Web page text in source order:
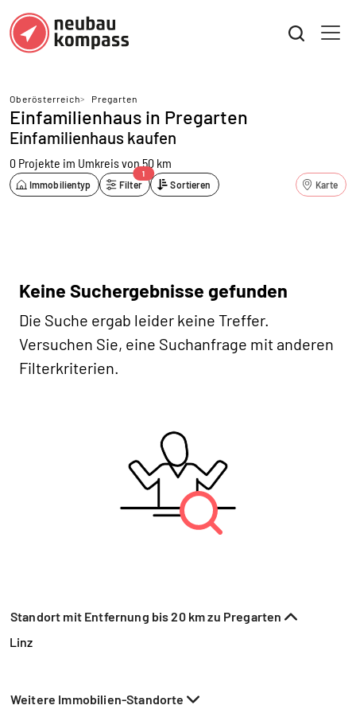
Oberösterreich> Pregarten
Einfamilienhaus in Pregarten
Einfamilienhaus kaufen
0 Projekte im Umkreis von 50 km
Immobilientyp Filter
1
Sortieren Karte
Keine Suchergebnisse gefunden
Die Suche ergab leider keine Treffer.
Versuchen Sie, eine Suchanfrage mit anderen
Filterkriterien.
Standort mit Entfernung bis 20 km zu Pregarten
Linz
Weitere Immobilien-Standorte